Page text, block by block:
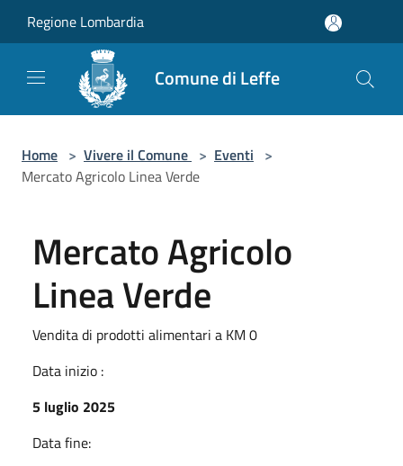
Regione Lombardia
Comune di Leffe
Home > Vivere il Comune > Eventi >
Mercato Agricolo Linea Verde
Mercato Agricolo
Linea Verde
Vendita di prodotti alimentari a KM 0
Data inizio :
5 luglio 2025
Data fine: